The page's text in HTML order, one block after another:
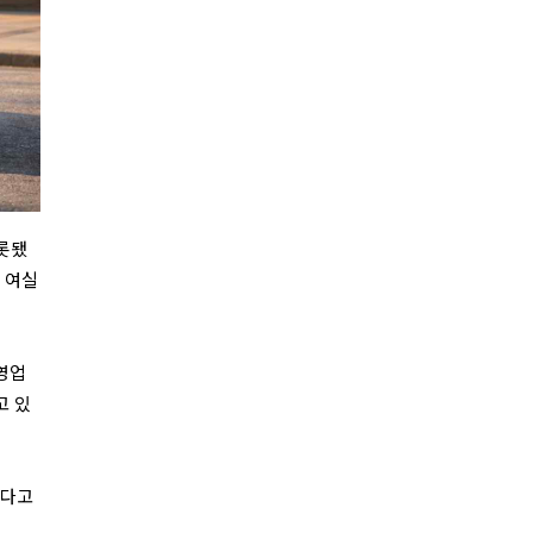
됐
실
업
있
고